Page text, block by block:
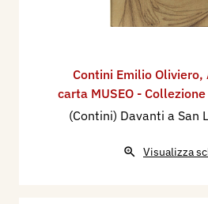
Contini Emilio Oliviero,
carta MUSEO -
(Contini) Davanti a San
Visualizza